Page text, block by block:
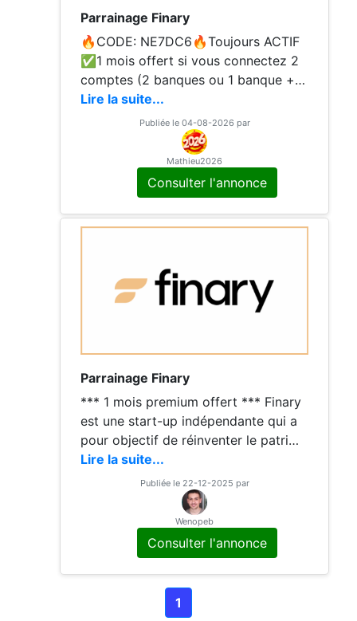
Parrainage Finary
🔥CODE: NE7DC6🔥Toujours ACTIF
✅1 mois offert si vous connectez 2
comptes (2 banques ou 1 banque + c
ompte Paypal par exemple) Merci ég
alement! ❤️
Lire la suite...
Publiée le 04-08-2026 par
Mathieu2026
Consulter l'annonce
Parrainage Finary
*** 1 mois premium offert *** Finary
est une start-up indépendante qui a
pour objectif de réinventer le patrimo
ine et l’investissement grâce à une te
chnologie de pointe. Gérez et suivez
votre patrimoine de façon automatiq
ue et sécurisée et obtenez 1 mois off
ert en vous inscrivant avec le lien ci-
dessus Bonne journée Benjamin
Lire la suite...
Publiée le 22-12-2025 par
Wenopeb
Consulter l'annonce
1